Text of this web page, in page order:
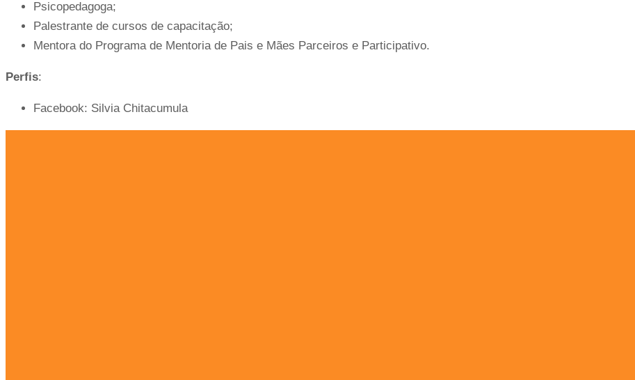
Psicopedagoga;
Palestrante de cursos de capacitação;
Mentora do Programa de Mentoria de Pais e Mães Parceiros e Participativo.
Perfis:
Facebook: Silvia Chitacumula